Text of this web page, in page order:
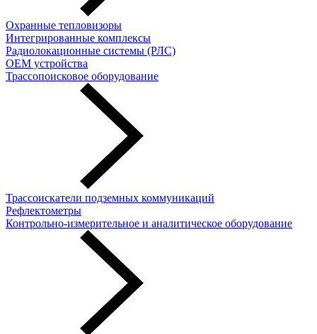
Охранные тепловизоры
Интегрированные комплексы
Радиолокационные системы (РЛС)
OEM устройства
Трассопоисковое оборудование
Трассоискатели подземных коммуникаций
Рефлектометры
Контрольно-измерительное и аналитическое оборудование